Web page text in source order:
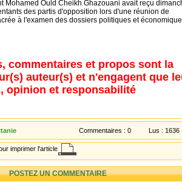
Mohamed Ould Cheikh Ghazouani avait reçu
des partis d'opposition lors d'une réunion de
à l'examen des dossiers politiques et
commentaires et propos sont la
auteur(s) et n'engagent que
opinion et responsabilité
Commentaires : 0 Lus : 1636
imprimer l'article
POSTEZ UN COMMENTAIRE